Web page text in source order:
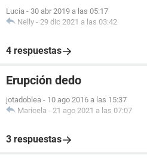
Lucia - 30 abr 2019 a las 05:17
Nelly - 29 dic 2021 a las 03:42
4 respuestas
Erupción dedo
jotadoblea - 10 ago 2016 a las 15:37
Maricela - 21 ago 2021 a las 07:07
3 respuestas